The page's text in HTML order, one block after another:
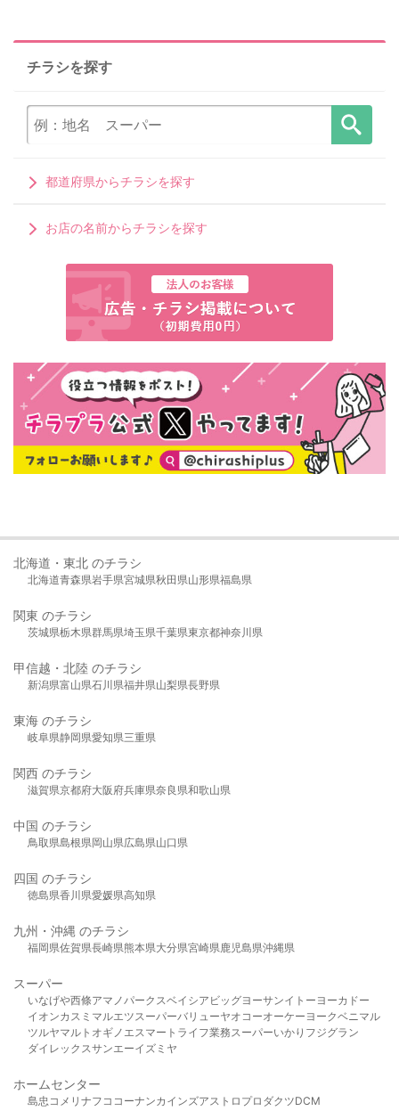
チラシを探す
都道府県からチラシを探す
お店の名前からチラシを探す
北海道・東北 のチラシ
北海道青森県岩手県宮城県秋田県山形県福島県
関東 のチラシ
茨城県栃木県群馬県埼玉県千葉県東京都神奈川県
甲信越・北陸 のチラシ
新潟県富山県石川県福井県山梨県長野県
東海 のチラシ
岐阜県静岡県愛知県三重県
関西 のチラシ
滋賀県京都府大阪府兵庫県奈良県和歌山県
中国 のチラシ
鳥取県島根県岡山県広島県山口県
四国 のチラシ
徳島県香川県愛媛県高知県
九州・沖縄 のチラシ
福岡県佐賀県長崎県熊本県大分県宮崎県鹿児島県沖縄県
スーパー
いなげや西條アマノパークスベイシア ビッグヨーサンイトーヨーカドー
イオンカスミ マルエツスーパーバリューヤオコーオーケー ヨークベニマル
ツルヤマルト オギノ エスマート ライフ業務スーパーいかり フジグラン
ダイレックスサンエーイズミヤ
ホームセンター
島忠 コメリ ナフコ コーナンカインズアストロプロダクツDCM